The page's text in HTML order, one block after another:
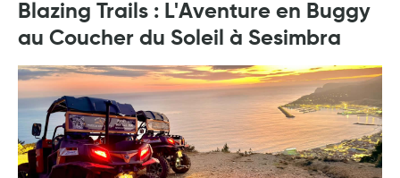
Blazing Trails : L'Aventure en Buggy
au Coucher du Soleil à Sesimbra